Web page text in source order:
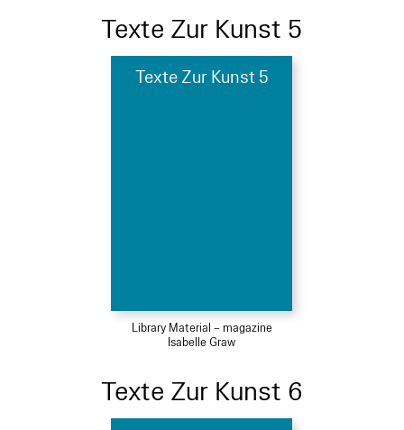
Texte Zur Kunst 5
Texte Zur Kunst 5
Library Material – magazine
Isabelle Graw
Texte Zur Kunst 6